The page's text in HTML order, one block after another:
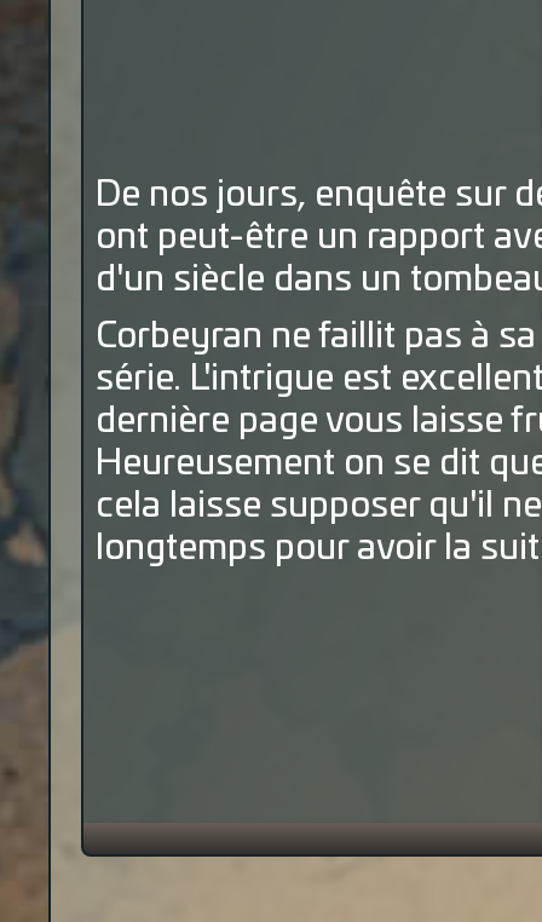
De nos jours, enquête sur
ont peut-être un rapport
d'un siècle dans un
Corbeyran ne faillit pas à
série. L'intrigue est
dernière page vous laisse
Heureusement on se dit
cela laisse supposer qu'il
longtemps pour avoir la